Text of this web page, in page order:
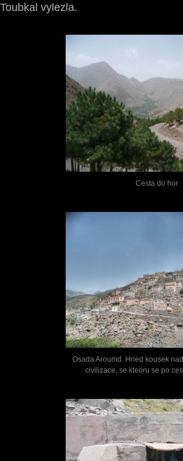
vylezla.
Cesta do hor
Osada Aroumd. Hned kousek
civilizace, se kteoru se po